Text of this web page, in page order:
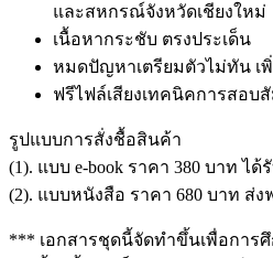
และสหกรณ์จังหวัดเชียงใหม่
เนื้อหากระชับ ตรงประเด็น
หมดปัญหาเตรียมตัวไม่ทัน เ
ฟรีไฟล์เสียงเทคนิคการสอ
รูปแบบการสั่งชื้อสินค้า
(1). แบบ e-book ราคา 380 บาท ได้
(2). แบบหนังสือ ราคา 680 บาท ส่ง
*** เอกสารชุดนี้จัดทำขึ้นเพื่อการ